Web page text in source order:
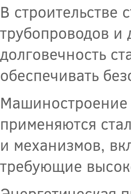
В строительстве
трубопроводов
долговечность
обеспечивать
Машиностроение
применяются
и механизмов,
требующие